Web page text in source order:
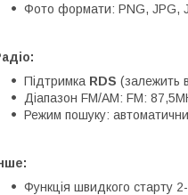
Фото формати: PNG, JPG,
Підтримка RDS (залежить
Діапазон FM/AM: FM:
Режим пошуку:
Функція швидкого старту